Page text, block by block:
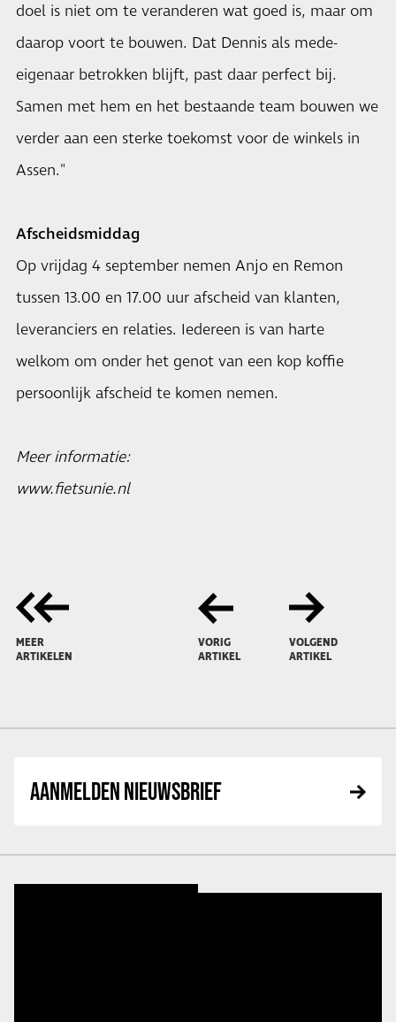
doel is niet om te veranderen wat goed is, maar om
daarop voort te bouwen. Dat Dennis als mede-
eigenaar betrokken blijft, past daar perfect bij.
Samen met hem en het bestaande team bouwen we
verder aan een sterke toekomst voor de winkels in
Assen."
Afscheidsmiddag
Op vrijdag 4 september nemen Anjo en Remon
tussen 13.00 en 17.00 uur afscheid van klanten,
leveranciers en relaties. Iedereen is van harte
welkom om onder het genot van een kop koffie
persoonlijk afscheid te komen nemen.
Meer informatie:
www.fietsunie.nl
MEER
ARTIKELEN
VORIG
ARTIKEL
VOLGEND
ARTIKEL
AANMELDEN NIEUWSBRIEF